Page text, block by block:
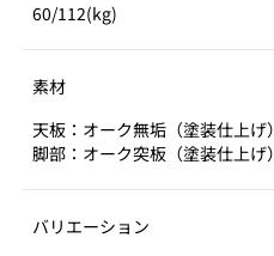
60/112(kg)
素材
天板：オーク無垢（塗装仕上げ）
脚部：オーク突板（塗装仕上げ）
バリエーション